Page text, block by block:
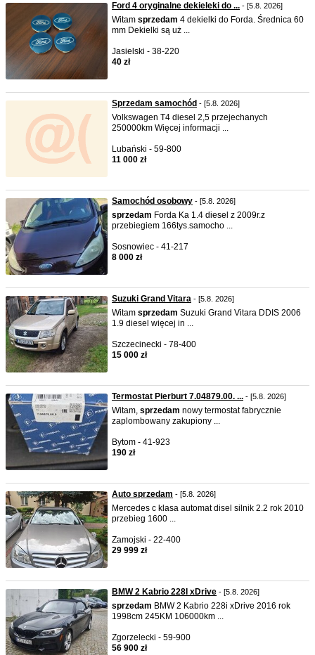
Ford 4 oryginalne dekieleki do ... - [5.8. 2026]
Witam sprzedam 4 dekielki do Forda. Średnica 60
mm Dekielki są uż ...
Jasielski - 38-220
40 zł
Sprzedam samochód - [5.8. 2026]
Volkswagen T4 diesel 2,5 przejechanych
250000km Więcej informacji ...
Lubański - 59-800
11 000 zł
Samochód osobowy - [5.8. 2026]
sprzedam Forda Ka 1.4 diesel z 2009r.z
przebiegiem 166tys.samocho ...
Sosnowiec - 41-217
8 000 zł
Suzuki Grand Vitara - [5.8. 2026]
Witam sprzedam Suzuki Grand Vitara DDIS 2006
1.9 diesel więcej in ...
Szczecinecki - 78-400
15 000 zł
Termostat Pierburt 7.04879.00. ... - [5.8. 2026]
Witam, sprzedam nowy termostat fabrycznie
zaplombowany zakupiony ...
Bytom - 41-923
190 zł
Auto sprzedam - [5.8. 2026]
Mercedes c klasa automat disel silnik 2.2 rok 2010
przebieg 1600 ...
Zamojski - 22-400
29 999 zł
BMW 2 Kabrio 228I xDrive - [5.8. 2026]
sprzedam BMW 2 Kabrio 228i xDrive 2016 rok
1998cm 245KM 106000km ...
Zgorzelecki - 59-900
56 900 zł